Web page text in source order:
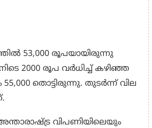
53,000 രൂപയായിരുന്നു
2000 രൂപ വര്‍ധിച്ച് കഴിഞ്ഞ
തൊട്ടിരുന്നു. തുടര്‍ന്ന് വില
വിപണിയിലെയും